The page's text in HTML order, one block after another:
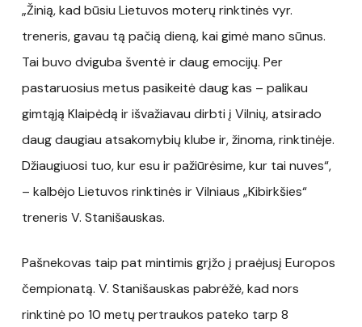
„Žinią, kad būsiu Lietuvos moterų rinktinės vyr.
treneris, gavau tą pačią dieną, kai gimė mano sūnus.
Tai buvo dviguba šventė ir daug emocijų. Per
pastaruosius metus pasikeitė daug kas – palikau
gimtąją Klaipėdą ir išvažiavau dirbti į Vilnių, atsirado
daug daugiau atsakomybių klube ir, žinoma, rinktinėje.
Džiaugiuosi tuo, kur esu ir pažiūrėsime, kur tai nuves“,
– kalbėjo Lietuvos rinktinės ir Vilniaus „Kibirkšies“
treneris V. Stanišauskas.
Pašnekovas taip pat mintimis grįžo į praėjusį Europos
čempionatą. V. Stanišauskas pabrėžė, kad nors
rinktinė po 10 metų pertraukos pateko tarp 8